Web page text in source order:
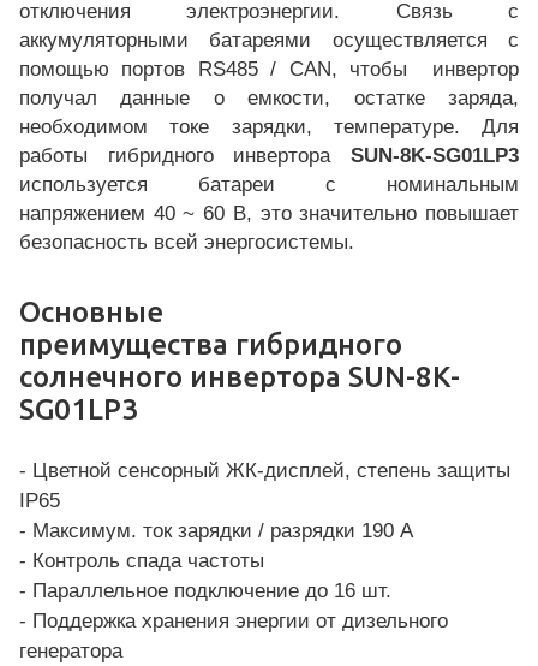
отключения электроэнергии. Связь с
аккумуляторными батареями осуществляется с
помощью портов RS485 / CAN, чтобы инвертор
получал данные о емкости, остатке заряда,
необходимом токе зарядки, температуре. Для
работы гибридного инвертора SUN-8K-SG01LP3
используется батареи с номинальным
напряжением 40 ~ 60 В, это значительно повышает
безопасность всей энергосистемы.
Основные
преимущества гибридного
солнечного инвертора SUN-8K-
SG01LP3
- Цветной сенсорный ЖК-дисплей, степень защиты
IP65
- Максимум. ток зарядки / разрядки 190 А
- Контроль спада частоты
- Параллельное подключение до 16 шт.
- Поддержка хранения энергии от дизельного
генератора